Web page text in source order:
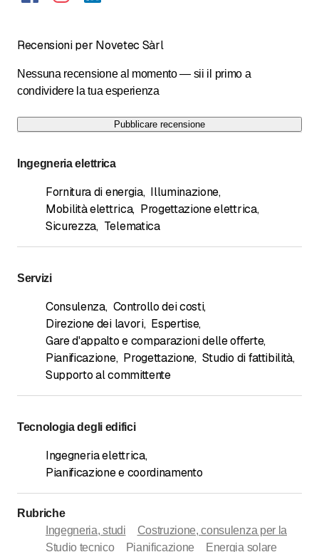
Recensioni per Novetec Sàrl
Nessuna recensione al momento — sii il primo a
condividere la tua esperienza
Pubblicare recensione
Ingegneria elettrica
Fornitura di energia, Illuminazione,
Mobilità elettrica, Progettazione elettrica,
Sicurezza, Telematica
Servizi
Consulenza, Controllo dei costi,
Direzione dei lavori, Espertise,
Gare d'appalto e comparazioni delle offerte,
Pianificazione, Progettazione, Studio di fattibilità,
Supporto al committente
Tecnologia degli edifici
Ingegneria elettrica,
Pianificazione e coordinamento
Rubriche
Ingegneria, studi
Costruzione, consulenza per la
Studio tecnico
Pianificazione Energia solare